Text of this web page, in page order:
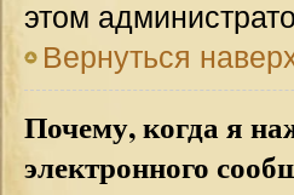
этом
Вернуться
Почему, когда я
электронного